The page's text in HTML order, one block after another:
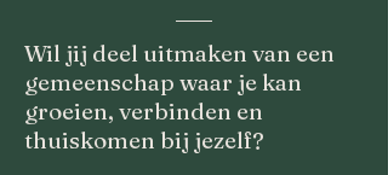
Wil jij deel uitmaken van een
gemeenschap waar je kan
groeien, verbinden en
thuiskomen bij jezelf?